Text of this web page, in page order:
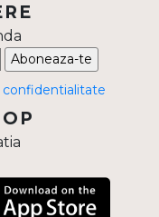
Aboneaza-te
confidentialitate